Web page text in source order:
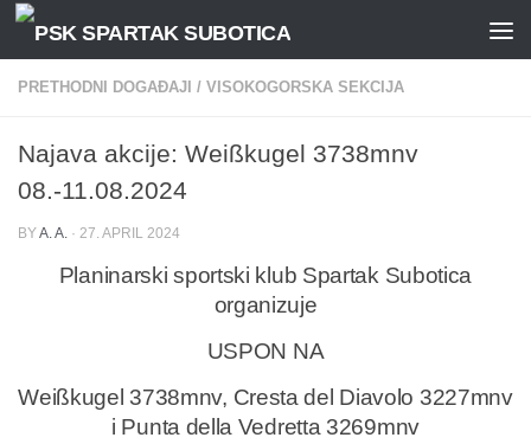
Skip to content
PRETHODNI DOGAĐAJI / VISOKOGORSKA SEKCIJA
Najava akcije: Weißkugel 3738mnv
08.-11.08.2024
BYA. A. · 27. APRIL 2024
Planinarski sportski klub Spartak Subotica
organizuje
USPON NA
Weißkugel 3738mnv, Cresta del Diavolo 3227mnv
i Punta della Vedretta 3269mnv